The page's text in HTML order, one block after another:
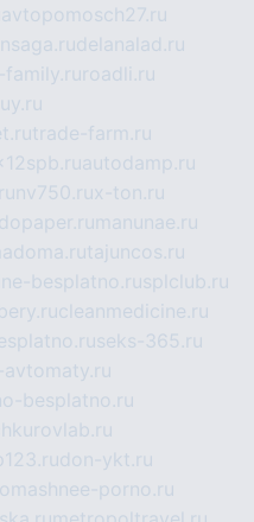
avtopomosch27.ru
delanalad.ru
family.ru roadli.ru
trade-farm.ru
autodamp.ru
nv750.rux-ton.ru
manunae.ru
tajuncos.ru
besplatno.rusplclub.ru
cleanmedicine.ru
seks-365.ru
besplatno.ru
don-ykt.ru
porno.ru